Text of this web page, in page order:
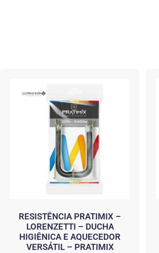
RESISTÊNCIA PRATIMIX –
LORENZETTI – DUCHA
HIGIÊNICA E AQUECEDOR
VERSÁTIL – PRATIMIX